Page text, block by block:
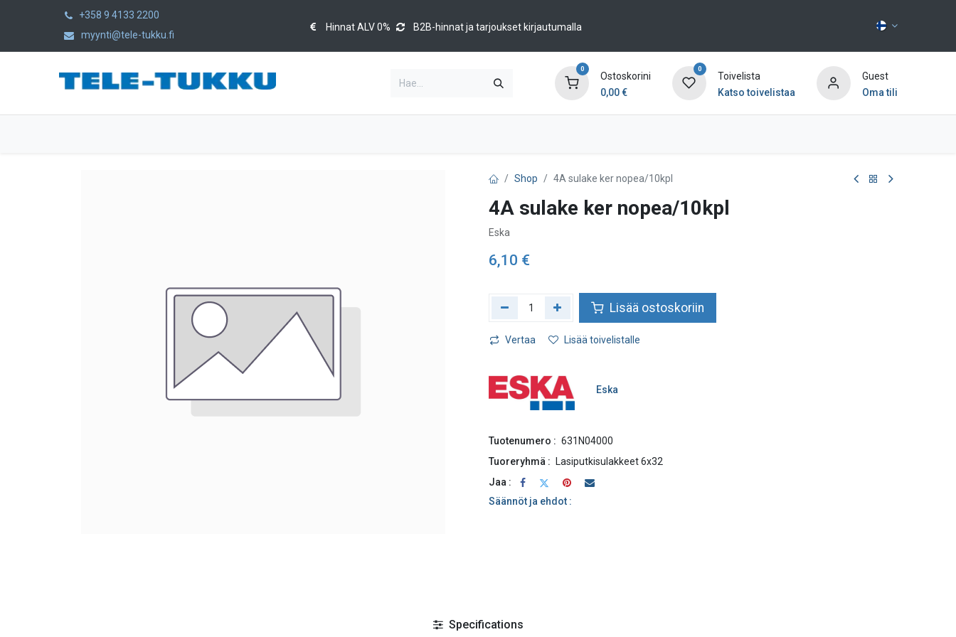
+358 9 4133 2200
myynti@tele-tukku.fi
Hinnat ALV 0% B2B-hinnat ja tarjoukset kirjautumalla
0
Ostoskorini
0,00€
0
Toivelista
Katso toivelistaa
Guest
Oma tili
Shop 4A sulake ker nopea/10kpl
4A sulake ker nopea/10kpl
Eska
6,10 €
Lisää ostoskoriin
Vertaa Lisää toivelistalle
Eska
Tuotenumero : 631N04000
Tuoreryhmä :
Lasiputkisulakkeet 6x32
Jaa :
Säännöt ja ehdot :
Specifications